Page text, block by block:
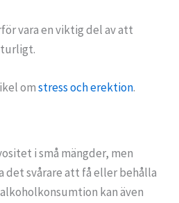
vara en viktig del av att
omstress och erektion.
i små mängder, men
det svårare att få eller behålla
kan även